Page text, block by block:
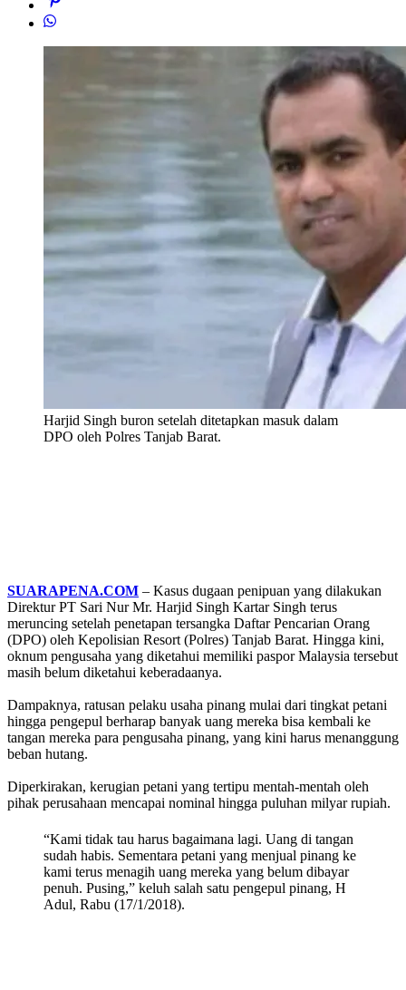
Harjid Singh buron setelah ditetapkan masuk dalam
DPO oleh Polres Tanjab Barat.
SUARAPENA.COM – Kasus dugaan penipuan yang dilakukan
Direktur PT Sari Nur Mr. Harjid Singh Kartar Singh terus
meruncing setelah penetapan tersangka Daftar Pencarian Orang
(DPO) oleh Kepolisian Resort (Polres) Tanjab Barat. Hingga kini,
oknum pengusaha yang diketahui memiliki paspor Malaysia tersebut
masih belum diketahui keberadaanya.
Dampaknya, ratusan pelaku usaha pinang mulai dari tingkat petani
hingga pengepul berharap banyak uang mereka bisa kembali ke
tangan mereka para pengusaha pinang, yang kini harus menanggung
beban hutang.
Diperkirakan, kerugian petani yang tertipu mentah-mentah oleh
pihak perusahaan mencapai nominal hingga puluhan milyar rupiah.
“Kami tidak tau harus bagaimana lagi. Uang di tangan
sudah habis. Sementara petani yang menjual pinang ke
kami terus menagih uang mereka yang belum dibayar
penuh. Pusing,” keluh salah satu pengepul pinang, H
Adul, Rabu (17/1/2018).